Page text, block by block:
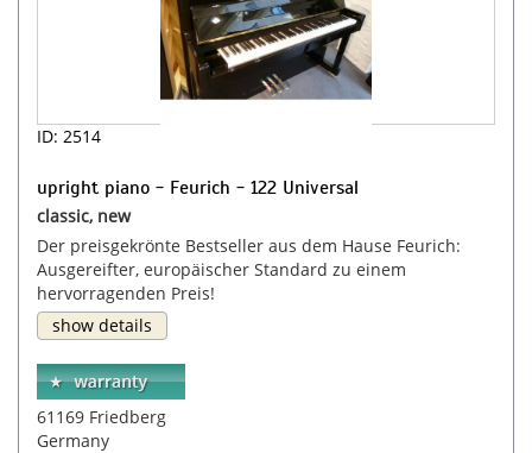
ID: 2514
upright piano - Feurich - 122 Universal
classic, new
Der preisgekrönte Bestseller aus dem Hause Feurich:
Ausgereifter, europäischer Standard zu einem
hervorragenden Preis!
show details
61169 Friedberg
Germany